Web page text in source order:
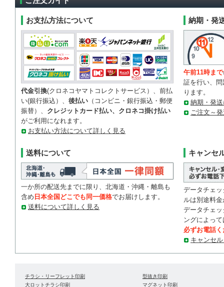
お支払方法について
代金引換(クロネコヤマトコレクトサービス）、前払
い(銀行振込）、 後払い （コンビニ・銀行振込・郵便
振替）、 クレジットカード払い、クロネコ掛け払い
がご利用になれます。
お支払い方法について詳しく見る
送料について
一か所の配送先までに限り、北海道・沖縄・離島も
含め 日本全国どこでも同一価格でお届けします。
送料について詳しく見る
納期・発
午前11時まで
証を行い、
ります。
納期・発
ご注文～
キャンセ
データチェ
ルは別途料
データチェ
ングによっ
必ずお電話
キャンセ
チラシ・リーフレット印刷
大ロットチラシ印刷
型抜き印刷
マグネット印刷